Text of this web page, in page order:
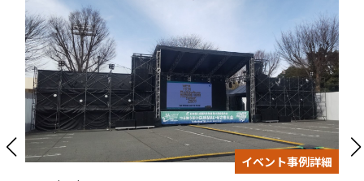
イベント事例詳細